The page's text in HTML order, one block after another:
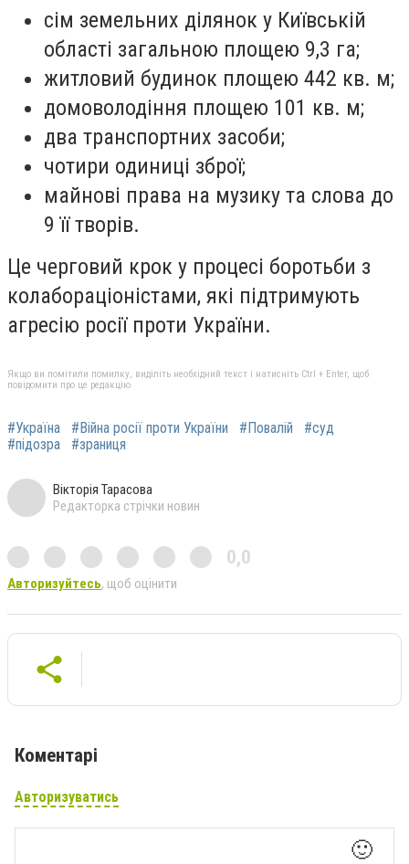
сім земельних ділянок у Київській
області загальною площею 9,3 га;
житловий будинок площею 442 кв. м;
домоволодіння площею 101 кв. м;
два транспортних засоби;
чотири одиниці зброї;
майнові права на музику та слова до
9 її творів.
Це черговий крок у процесі боротьби з
колабораціоністами, які підтримують
агресію росії проти України.
Якщо ви помітили помилку, виділіть необхідний текст і натисніть Ctrl + Enter, щоб
повідомити про це редакцію
#Україна #Війна росії проти України #Повалій
#суд
#підозра
#зраниця
Вікторія Тарасова
Редакторка стрічки новин
0,0
Авторизуйтесь, щоб оцінити
Коментарі
Авторизуватись
🙂